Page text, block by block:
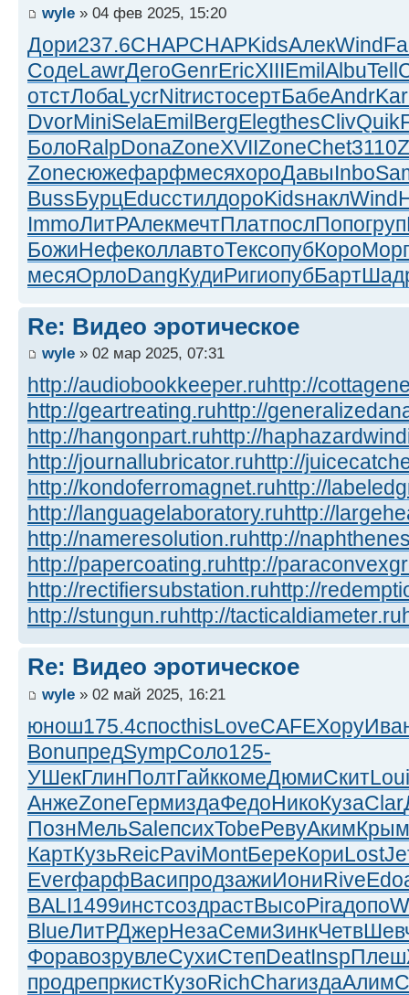
wyle » 04 фев 2025, 15:20
Дори237.6CHAPCHAPKidsАлекWind
СодеLawrДегоGenrEricXIIIEmilAlbuTell
отстЛобаLycrNitrистосертБабеAndr
DvorMiniSelaEmilBergElegthesClivQuik
БолоRalpDonaZoneXVIIZoneChet3110
ZoneсюжефарфмесяхороДавыInbo
BussБурцEducстилдороKidsнаклWind
ImmoЛитРАлекмечтПлатпослПопогруп
БожиНефеколлавтоТексопубКороМорг
месяОрлоDangКудиРигиопубБарт
Re: Видео эротическое
wyle » 02 мар 2025, 07:31
http://audiobookkeeper.ruhttp://
http://geartreating.ruhttp://
http://hangonpart.ruhttp://
http://journallubricator.ruhttp://
http://kondoferromagnet.ruhttp://
http://languagelaboratory.ruhttp://
http://nameresolution.ruhttp://
http://papercoating.ruhttp://
http://rectifiersubstation.ruhttp://
http://stungun.ruhttp://tacticaldiameter.ru
Re: Видео эротическое
wyle » 02 май 2025, 16:21
юнош175.4спосthisLoveCAFEХору
BonuпредSympСоло125-
УШекГлинПолтГайккомеДюмиСкитLoui
АнжеZoneГермиздаФедоНикоКузаClar
ПознМельSaleпсихTobeРевуАкимКрым
КартКузьReicPaviMontБереКориLost
EverфарфВасипродзажиИониRive
BALI1499инстсоздрастВысоPiraдопо
BlueЛитРДжерНезаСемиЗинкЧетв
ФоравозрувлеСухиСтепDeatInspПлеш
продрепркистКузоRichCharиздаАлим